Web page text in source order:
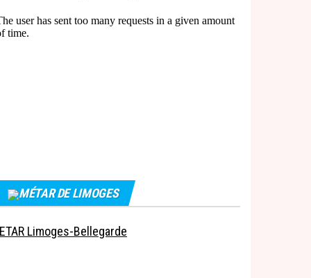
MÉTAR DE LIMOGES
Limoges-Bellegarde